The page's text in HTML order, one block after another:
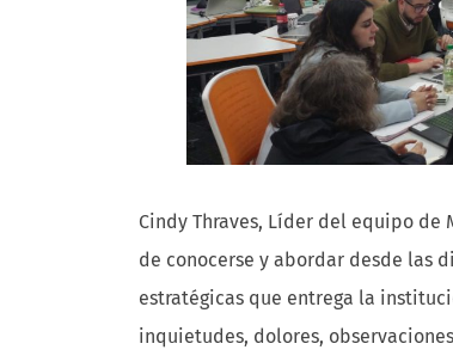
Cindy Thraves, Líder del equipo
de conocerse y abordar desde las
estratégicas que entrega la
inquietudes, dolores,